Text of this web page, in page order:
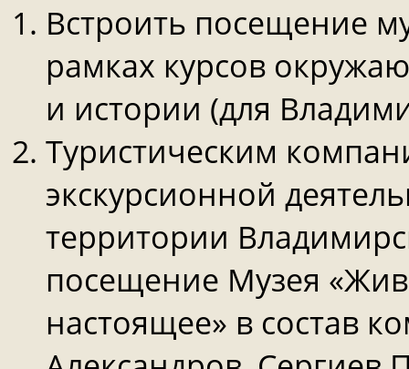
Встроить посещение
рамках курсов
и истории (для
Туристическим
экскурсионной
территории
посещение Музея
настоящее» в состав